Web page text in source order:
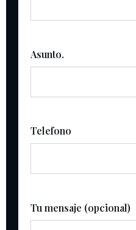
Asunto.
Telefono
Tu mensaje (opcional)